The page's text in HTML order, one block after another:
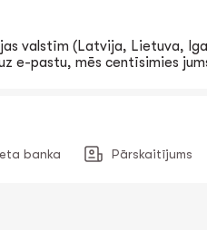
valstīm (Latvija, Lietuva,
e-pastu, mēs centīsimies
banka Pārskaitījums